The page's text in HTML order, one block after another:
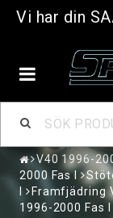
Vi har din
V40 1996-
2000 Fas I
Framfjädring
1996-2000 Fas I